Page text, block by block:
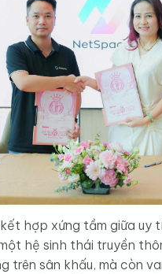
hợp xứng tầm giữa
hệ sinh thái truyền
trên sân khấu, mà còn